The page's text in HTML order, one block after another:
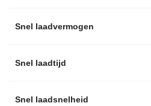
Snel laadvermogen
Snel laadtijd
Snel laadsnelheid